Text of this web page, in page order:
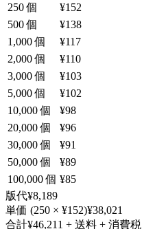
250 個
¥152
500 個
¥138
1,000 個
¥117
2,000 個
¥110
3,000 個
¥103
5,000 個
¥102
10,000 個
¥98
20,000 個
¥96
30,000 個
¥91
50,000 個
¥89
100,000 個 ¥85
版代¥8,189
単価 (250 × ¥152)¥38,021
合計¥46,211 + 送料 + 消費税